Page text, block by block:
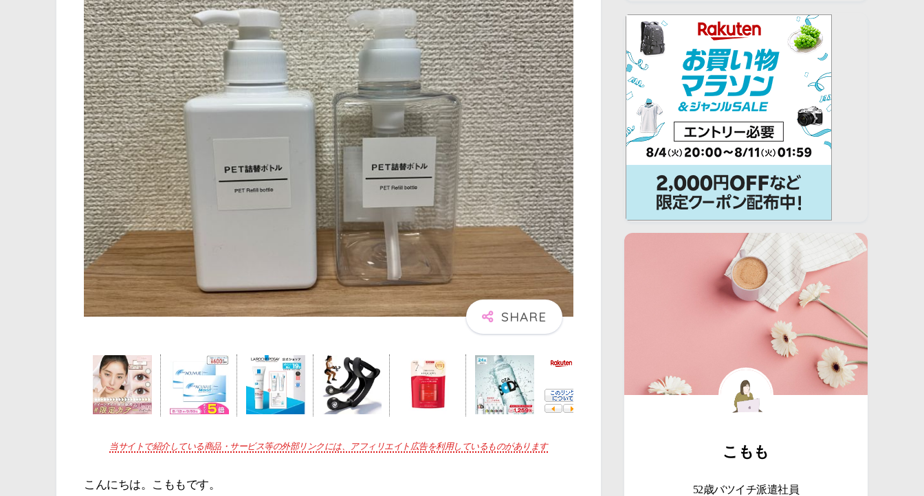
当サイトで紹介している商品・サービス等の外部リンクには、アフィリエイト広告を利用しているものがあります
こんにちは。こももです。
こもも
52歳バツイチ派遣社員